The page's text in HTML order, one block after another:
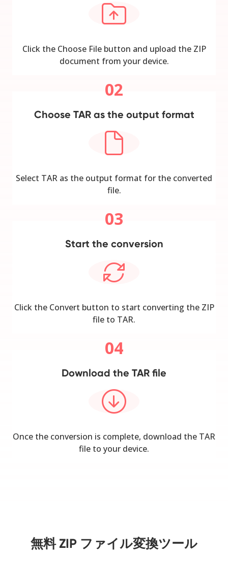
Click the Choose File button and upload the ZIP
document from your device.
02
Choose TAR as the output format
Select TAR as the output format for the converted
file.
03
Start the conversion
Click the Convert button to start converting the ZIP
file to TAR.
04
Download the TAR file
Once the conversion is complete, download the TAR
file to your device.
無料 ZIP ファイル変換ツール